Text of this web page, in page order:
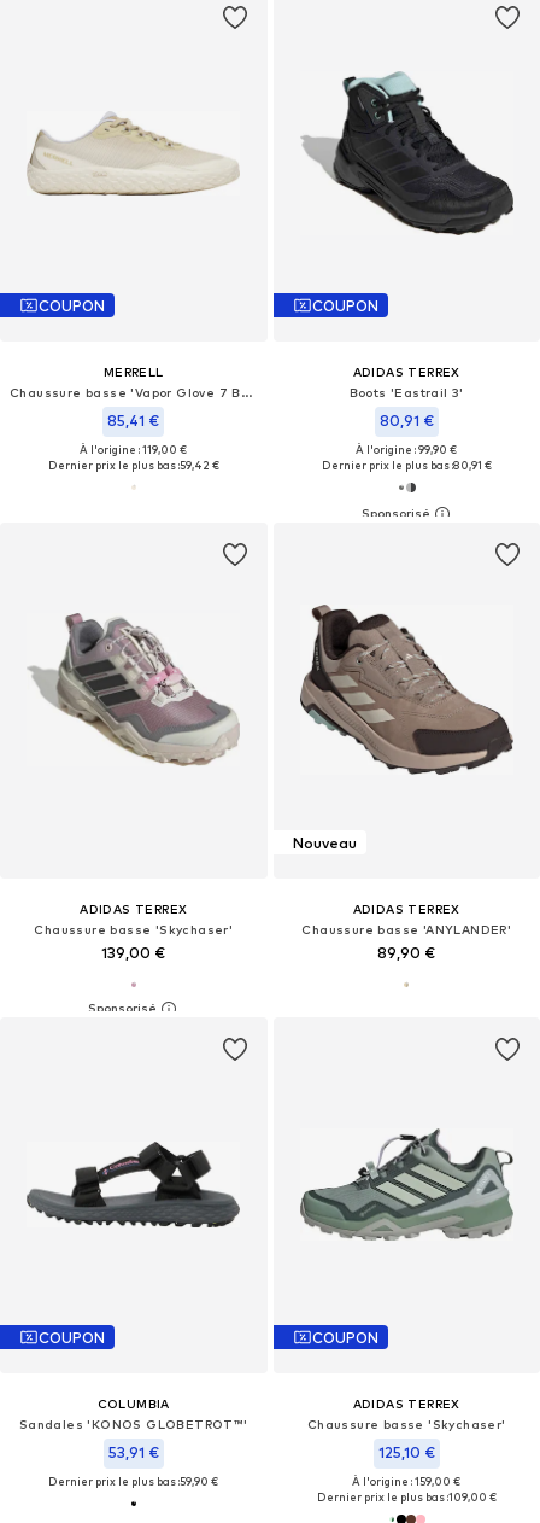
COUPON
MERRELL
Chaussure basse 'Vapor Glove 7 Barefoot'
85,41 €
À l'origine : 119,00 €
Dernier prix le plus bas :59,42 €
COUPON
ADIDAS TERREX
Boots 'Eastrail 3'
80,91 €
À l'origine : 99,90 €
Dernier prix le plus bas :80,91 €
ADIDAS TERREX
Chaussure basse 'Skychaser'
139,00 €
Nouveau
ADIDAS TERREX
Chaussure basse 'ANYLANDER'
89,90 €
COUPON
COLUMBIA
Sandales 'KONOS GLOBETROT™'
53,91 €
Dernier prix le plus bas :59,90 €
COUPON
ADIDAS TERREX
Chaussure basse 'Skychaser'
125,10 €
À l'origine : 159,00 €
Dernier prix le plus bas :109,00 €